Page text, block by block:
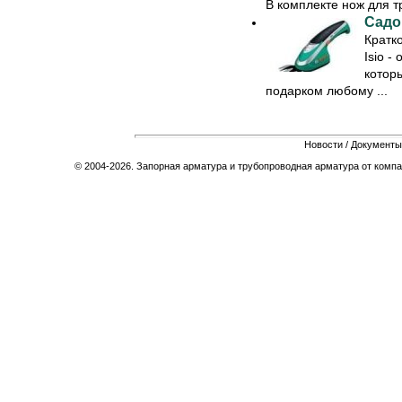
В комплекте нож для
Isio -
подарком любому ...
Новости / Документы
© 2004-2026. Запорная арматура и трубопроводная арматура от